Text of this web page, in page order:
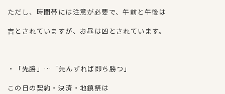
ただし、時間帯には注意が必要で、午前と午後は
吉とされていますが、お昼は凶とされています。
・「先勝」…「先んずれば即ち勝つ」
この日の契約・決済・地鎮祭は